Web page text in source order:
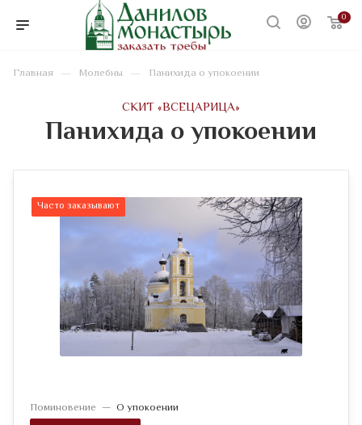
0
Главная — Молебны — Панихида о упокоении
CКИТ «ВСЕЦАРИЦА»
Панихида о упокоении
Часто заказывают
Поминовение — О упокоении